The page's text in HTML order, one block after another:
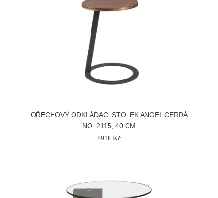
OŘECHOVÝ ODKLÁDACÍ STOLEK ANGEL CERDÁ
NO. 2115, 40 CM
8918 Kč